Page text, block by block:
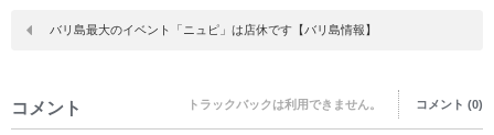
バリ島最大のイベント「ニュピ」は店休です【バリ島情報】
コメント トラックバックは利用できません。 コメント (0)